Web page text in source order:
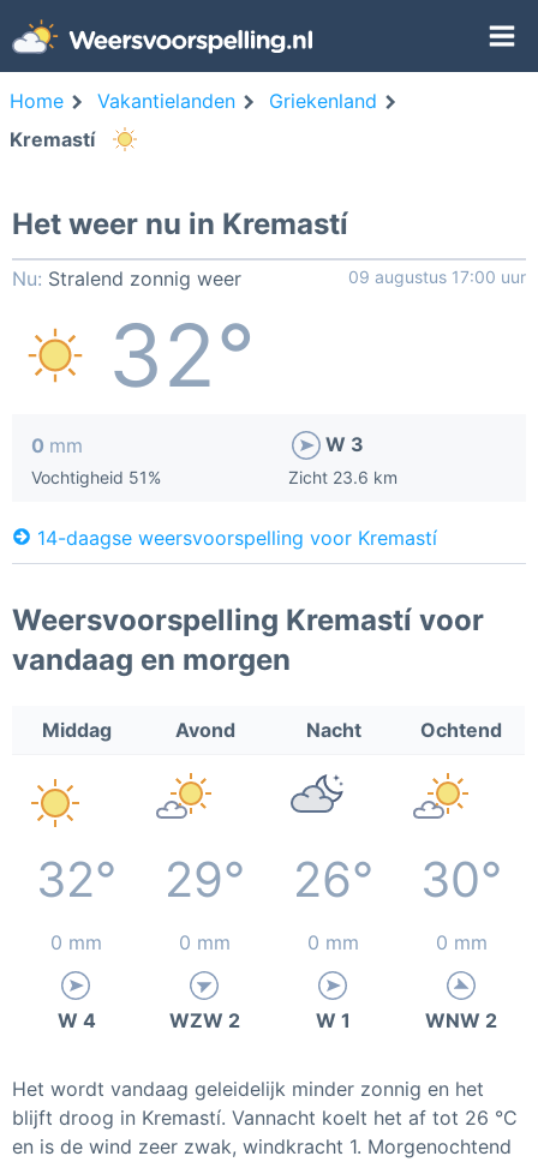
Home Vakantielanden
Griekenland
Kremastí
Het weer nu in Kremastí
Nu: Stralend zonnig weer 09 augustus 17:00 uur
32°
0 mm
Vochtigheid 51%
W 3
Zicht 23.6 km
14-daagse weersvoorspelling voor Kremastí
Weersvoorspelling Kremastí voor
vandaag en morgen
Middag Avond Nacht Ochtend
32° 29° 26° 30°
0 mm 0 mm 0 mm 0 mm
W 4 WZW 2 W 1 WNW 2
Het wordt vandaag geleidelijk minder zonnig en het
blijft droog in Kremastí. Vannacht koelt het af tot 26 °C
en is de wind zeer zwak, windkracht 1. Morgenochtend